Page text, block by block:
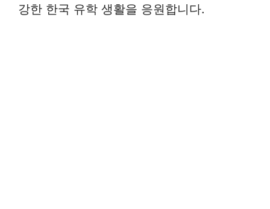
강한 한국 유학 생활을 응원합니다.